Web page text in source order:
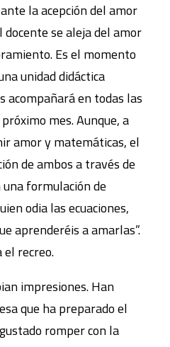
la acepción del amor
se aleja del amor
Es el momento
unidad didáctica
acompañará en todas las
mes. Aunque, a
amor y matemáticas, el
de ambos a través de
una formulación de
odia las ecuaciones,
aprenderéis a amarlas”.
recreo.
impresiones. Han
que ha preparado el
romper con la